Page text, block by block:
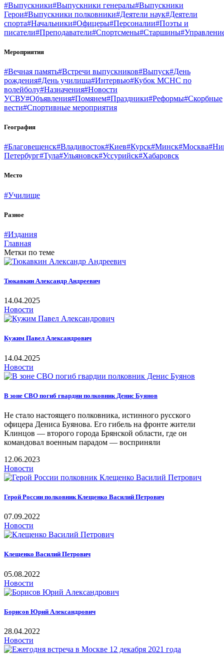
#Выпускники#Выпускники генералы#Выпускники
Герои#Выпускники полковники#Деятели наук#Деятели
спорта#Начальники#Офицеры#Персоналии#Поэты и
писатели#Преподаватели#Спортсмены#Старшины
Мероприятия
#Вечная память#Встречи выпускников#Выпуск#День
рождения#День училища#Интервью#Кубок МСНС по
волейболу#Назначения#Новости
УСВУ#Объявления#Помянем#Праздники#Реформы#Скорбные
вести#Спортивные мероприятия
География
#Благовещенск#Владивосток#Киев#Курск#Минск#Москва
Петербург#Тула#Ульяновск#Уссурийск#Хабаровск
Место
#Училище
Разное
#Издания
Главная
Метки по теме
Тюкавкин Александр Андреевич
14.04.2025
Новости
Кужим Павел Александрович
14.04.2025
Новости
В зоне СВО погиб гвардии полковник Денис Буянов
Не стало настоящего полковника, истинного русского
офицера Дениса Буянова. Его гибель на фронте жители
Клинцов — второго города Брянской области, где он
командовал военным парадом — восприняли
12.06.2023
Новости
Герой России полковник Клещенко Василий Петрович
07.09.2022
Новости
Клещенко Василий Петрович
05.08.2022
Новости
Борисов Юрий Александрович
28.04.2022
Новости